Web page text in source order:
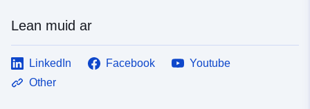
Lean muid ar
LinkedIn Facebook
Youtube
Other